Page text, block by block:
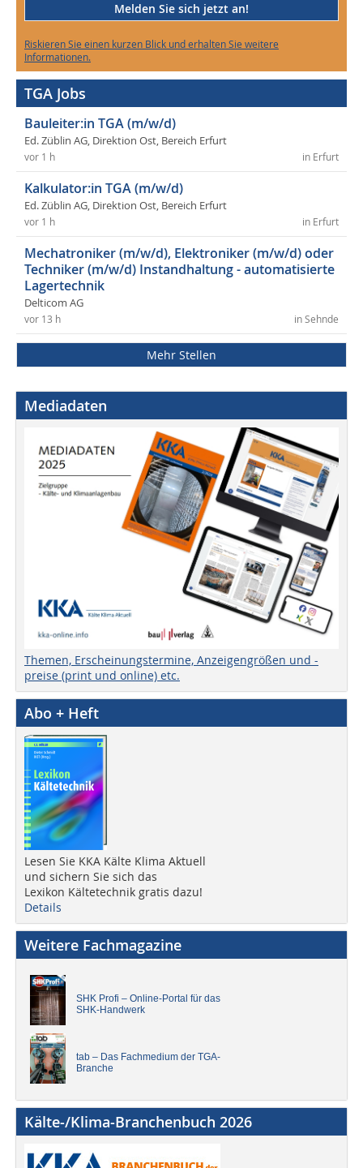
Melden Sie sich jetzt an!
Riskieren Sie einen kurzen Blick und erhalten Sie weitere
Informationen.
TGA Jobs
Bauleiter:in TGA (m/w/d)
Ed. Züblin AG, Direktion Ost, Bereich Erfurt
in Erfurt
vor 1 h
Kalkulator:in TGA (m/w/d)
Ed. Züblin AG, Direktion Ost, Bereich Erfurt
in Erfurt
vor 1 h
Mechatroniker (m/w/d), Elektroniker (m/w/d) oder
Techniker (m/w/d) Instandhaltung - automatisierte
Lagertechnik
Delticom AG
in Sehnde
vor 13 h
Mehr Stellen
Mediadaten
Themen, Erscheinungstermine, Anzeigengrößen und -
preise (print und online) etc.
Abo + Heft
Lesen Sie KKA Kälte Klima Aktuell
und sichern Sie sich das
Lexikon Kältetechnik gratis dazu!
Details
Weitere Fachmagazine
SHK Profi – Online-Portal für das
SHK-Handwerk
tab – Das Fachmedium der TGA-
Branche
Kälte-/Klima-Branchenbuch 2026